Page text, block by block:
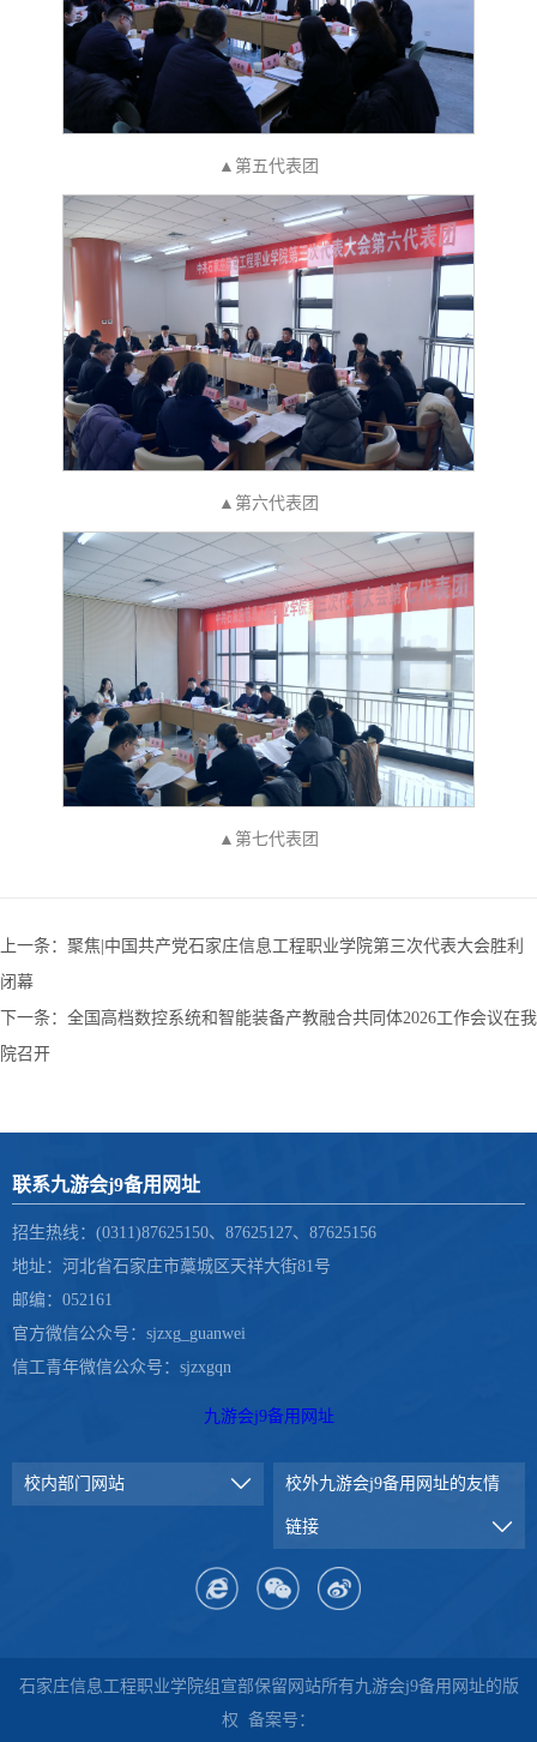
▲第五代表团
▲第六代表团
▲第七代表团
上一条： 聚焦|中国共产党石家庄信息工程职业学院第三次代表大会胜利
闭幕
下一条： 全国高档数控系统和智能装备产教融合共同体2026工作会议在我
院召开
联系九游会j9备用网址
招生热线：(0311)87625150、87625127、87625156
地址：河北省石家庄市藁城区天祥大街81号
邮编：052161
官方微信公众号：sjzxg_guanwei
信工青年微信公众号：sjzxgqn
九游会j9备用网址
校内部门网站 校外九游会j9备用网址的友情
链接
石家庄信息工程职业学院组宣部保留网站所有九游会j9备用网址的版
权 备案号：